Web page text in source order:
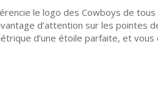
le logo des Cowboys de
d’attention sur les pointes
d’une étoile parfaite, et